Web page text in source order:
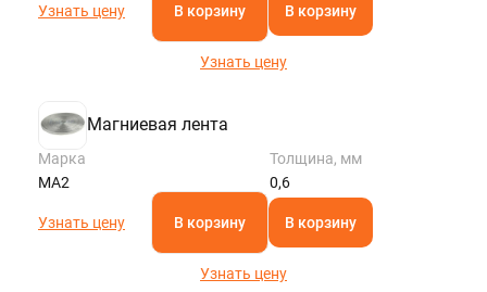
Узнать цену В корзину В корзину
Узнать цену
Магниевая лента
Марка
МА2
Толщина, мм
0,6
Узнать цену В корзину В корзину
Узнать цену